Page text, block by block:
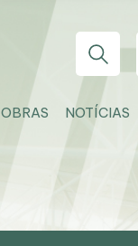
OBRAS NOTÍCIAS